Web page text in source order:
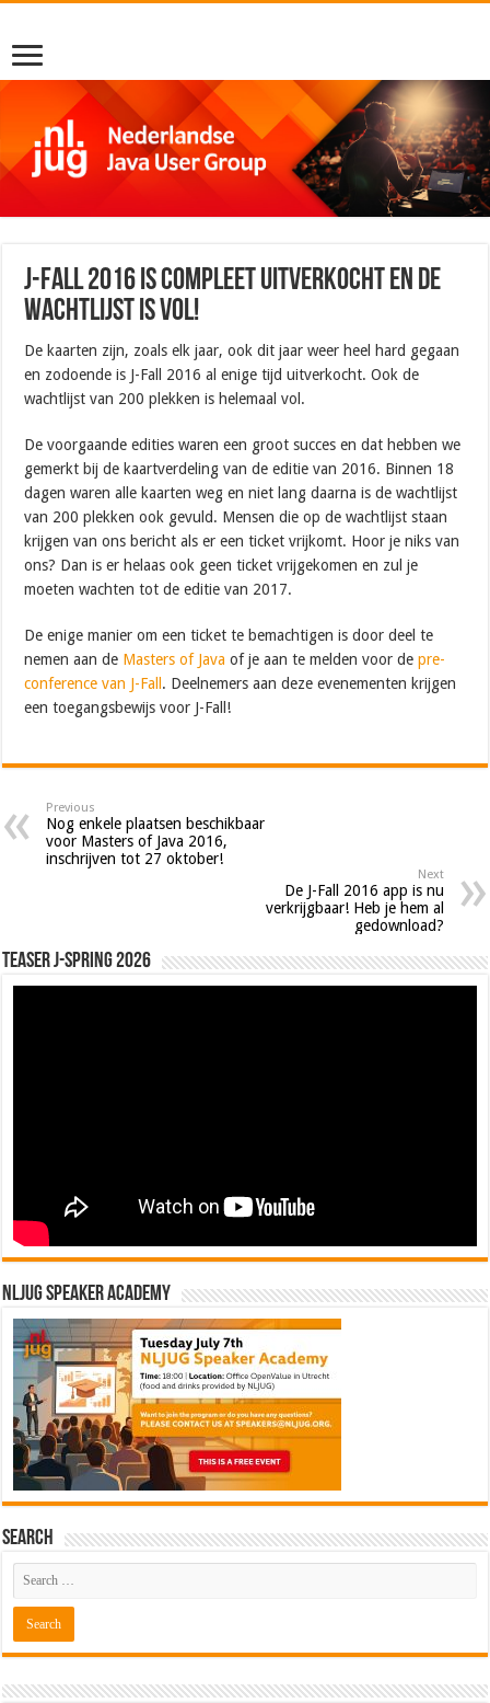
J-Fall 2016 is compleet uitverkocht en de
wachtlijst is vol!
De kaarten zijn, zoals elk jaar, ook dit jaar weer heel hard gegaan
en zodoende is J-Fall 2016 al enige tijd uitverkocht. Ook de
wachtlijst van 200 plekken is helemaal vol.
De voorgaande edities waren een groot succes en dat hebben we
gemerkt bij de kaartverdeling van de editie van 2016. Binnen 18
dagen waren alle kaarten weg en niet lang daarna is de wachtlijst
van 200 plekken ook gevuld. Mensen die op de wachtlijst staan
krijgen van ons bericht als er een ticket vrijkomt. Hoor je niks van
ons? Dan is er helaas ook geen ticket vrijgekomen en zul je
moeten wachten tot de editie van 2017.
De enige manier om een ticket te bemachtigen is door deel te
nemen aan de Masters of Java of je aan te melden voor de pre-
conference van J-Fall . Deelnemers aan deze evenementen krijgen
een toegangsbewijs voor J-Fall!
Previous
Nog enkele plaatsen beschikbaar
voor Masters of Java 2016,
inschrijven tot 27 oktober!
Next
De J-Fall 2016 app is nu
verkrijgbaar! Heb je hem al
gedownload?
Teaser J-Spring 2026
NLJUG Speaker Academy
Search